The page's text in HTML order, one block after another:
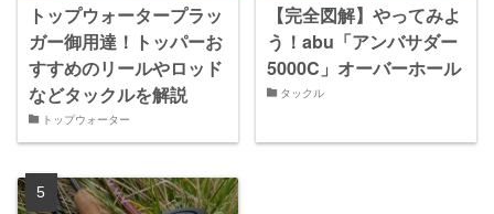
トップウォータープラッ
ガー御用達！トッパーお
すすめのリールやロッド
などタックルを解説
トップウォーター
【完全図解】やってみよ
う！abu「アンバサダー
5000C」オーバーホール
タックル